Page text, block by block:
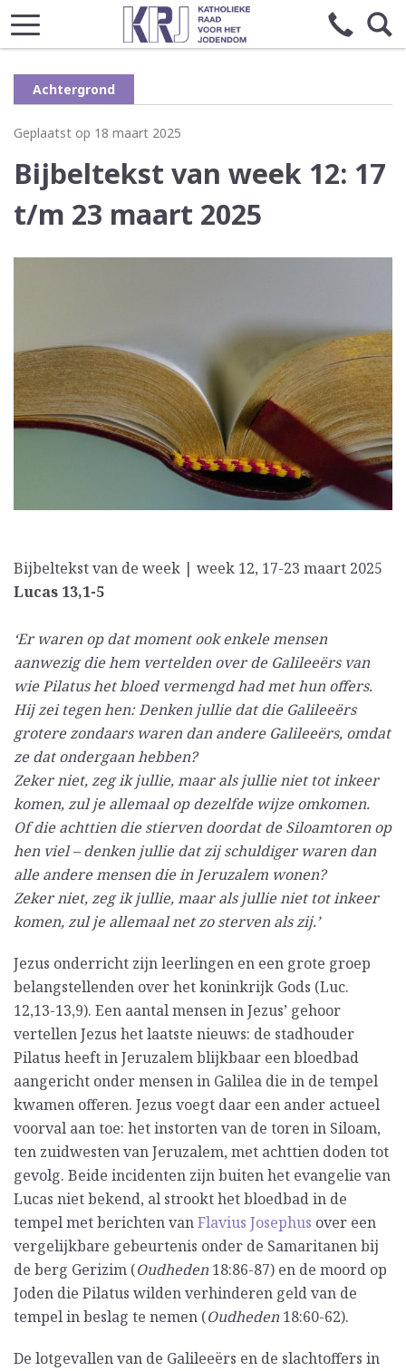
Achtergrond
Geplaatst op 18 maart 2025
Bijbeltekst van week 12: 17
t/m 23 maart 2025
Bijbeltekst van de week | week 12, 17-23 maart 2025
Lucas 13,1-5
‘Er waren op dat moment ook enkele mensen
aanwezig die hem vertelden over de Galileeërs van
wie Pilatus het bloed vermengd had met hun offers.
Hij zei tegen hen: Denken jullie dat die Galileeërs
grotere zondaars waren dan andere Galileeërs, omdat
ze dat ondergaan hebben?
Zeker niet, zeg ik jullie, maar als jullie niet tot inkeer
komen, zul je allemaal op dezelfde wijze omkomen.
Of die achttien die stierven doordat de Siloamtoren op
hen viel – denken jullie dat zij schuldiger waren dan
alle andere mensen die in Jeruzalem wonen?
Zeker niet, zeg ik jullie, maar als jullie niet tot inkeer
komen, zul je allemaal net zo sterven als zij.’
Jezus onderricht zijn leerlingen en een grote groep
belangstellenden over het koninkrijk Gods (Luc.
12,13-13,9). Een aantal mensen in Jezus’ gehoor
vertellen Jezus het laatste nieuws: de stadhouder
Pilatus heeft in Jeruzalem blijkbaar een bloedbad
aangericht onder mensen in Galilea die in de tempel
kwamen offeren. Jezus voegt daar een ander actueel
voorval aan toe: het instorten van de toren in Siloam,
ten zuidwesten van Jeruzalem, met achttien doden tot
gevolg. Beide incidenten zijn buiten het evangelie van
Lucas niet bekend, al strookt het bloedbad in de
tempel met berichten vanFlavius Josephus over een
vergelijkbare gebeurtenis onder de Samaritanen bij
de berg Gerizim (Oudheden 18:86-87) en de moord op
Joden die Pilatus wilden verhinderen geld van de
tempel in beslag te nemen (Oudheden 18:60-62).
De lotgevallen van de Galileeërs en de slachtoffers in